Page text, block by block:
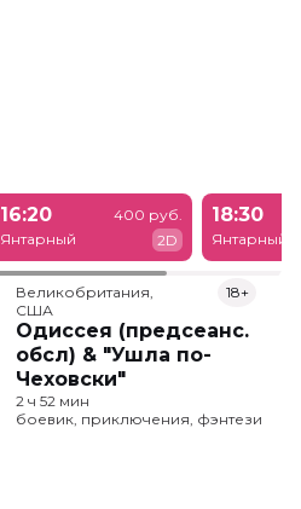
16:20
Янтарный
400 руб.
2D
18:30
Янтарный
Великобритания,
США
Одиссея (предсеанс.
обсл) & "Ушла по-
Чеховски"
18+
2 ч 52 мин
боевик, приключения, фэнтези